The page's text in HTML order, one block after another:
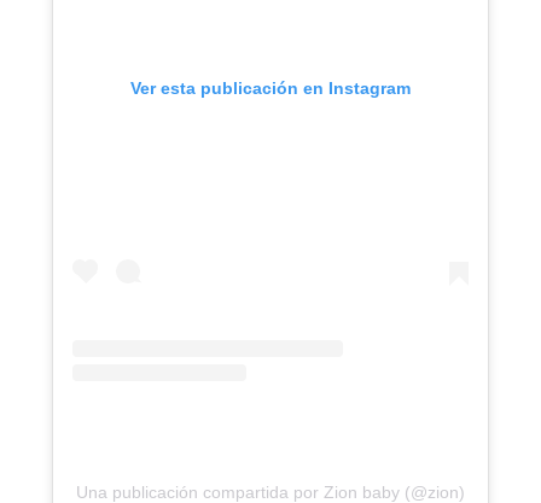
Ver esta publicación en Instagram
Una publicación compartida por Zion baby (@zion)